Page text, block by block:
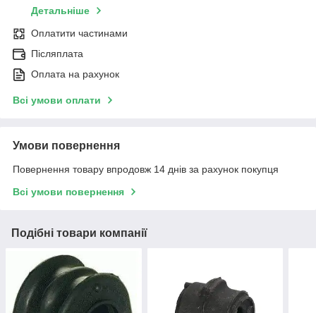
Детальніше
Оплатити частинами
Післяплата
Оплата на рахунок
Всі умови оплати
Умови повернення
Повернення товару впродовж 14 днів за рахунок покупця
Всі умови повернення
Подібні товари компанії